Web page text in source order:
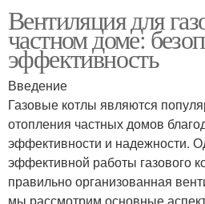
Вентиляция для
частном доме:
эффективность
Введение
Газовые котлы являются
отопления частных домов
эффективности и надежности.
эффективной работы газового
правильно организованная